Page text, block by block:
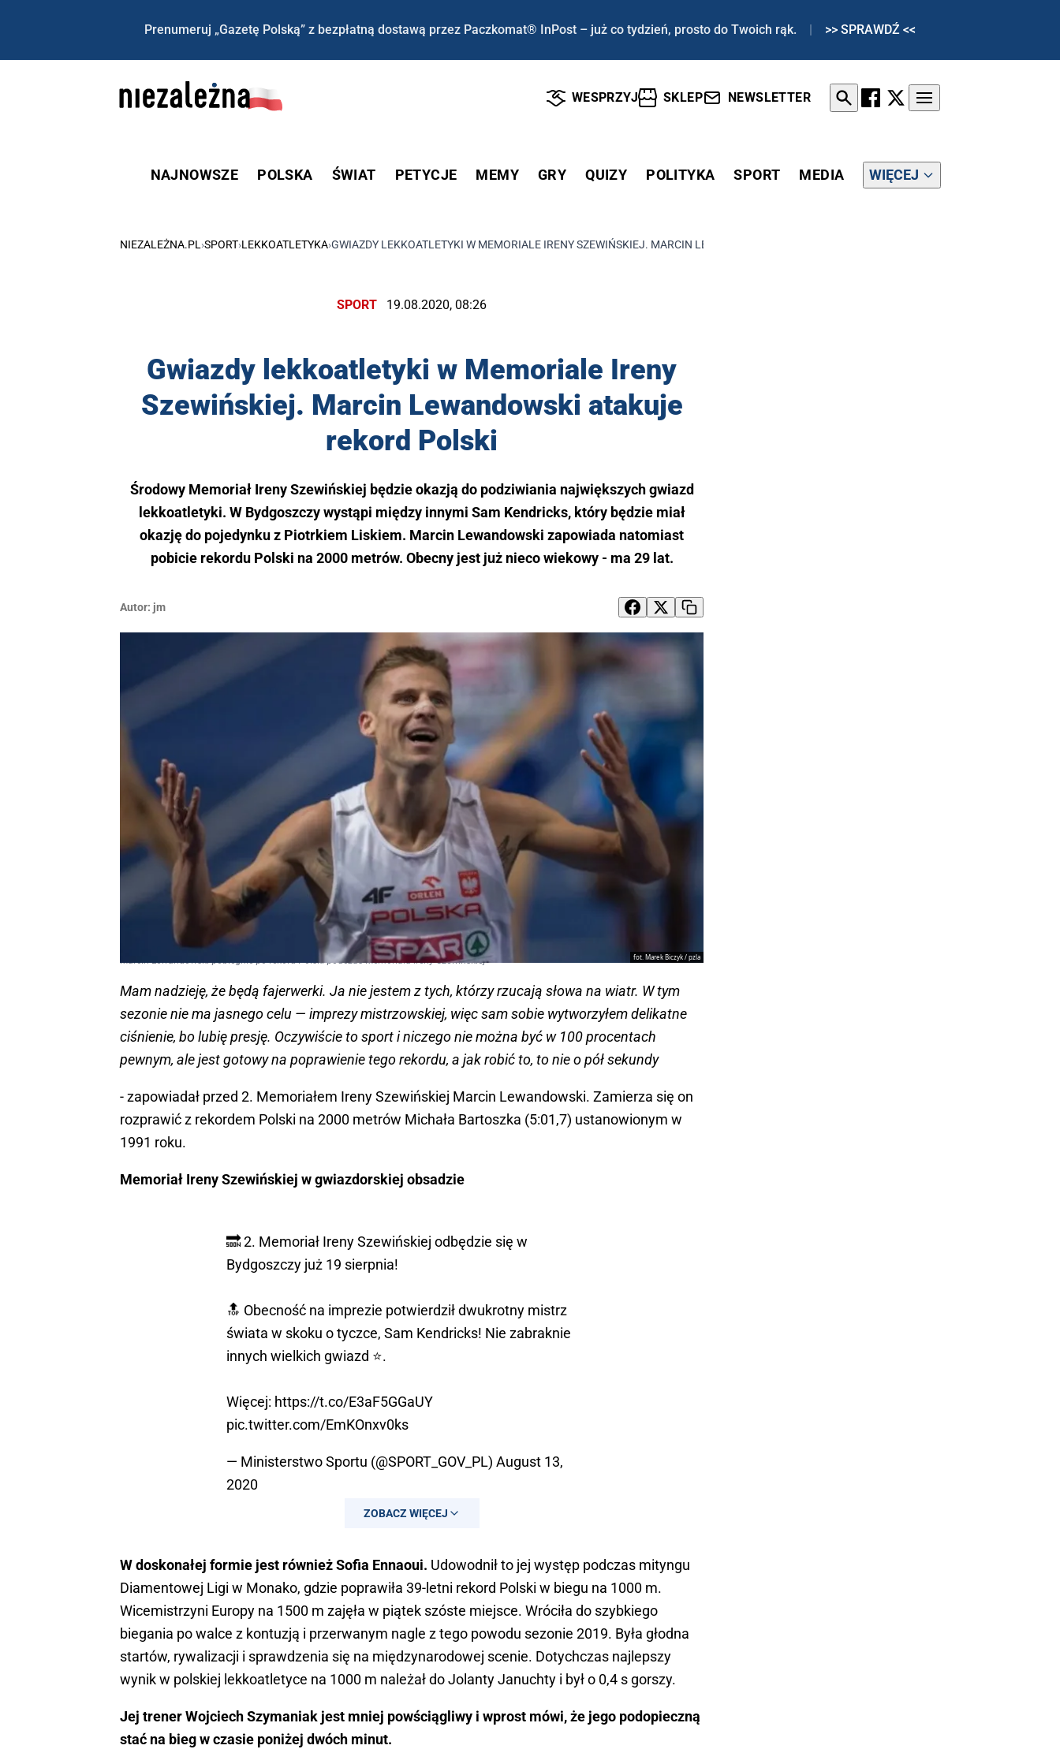
Prenumeruj „Gazetę Polską” z bezpłatną dostawą przez Paczkomat® InPost – już co tydzień, prosto do Twoich rąk. | >> SPRAWDŹ <<
WESPRZYJ SKLEP NEWSLETTER
NAJNOWSZE POLSKA ŚWIAT PETYCJE MEMY GRY QUIZY POLITYKA SPORT MEDIA WIĘCEJ
NIEZALEŻNA.PL ›SPORT›LEKKOATLETYKA›GWIAZDY LEKKOATLETYKI W MEMORIALE IRENY SZEWIŃSKIEJ. MARCIN LEWANDOWSKI ATAKUJE REKORD POLSKI
SPORT 19.08.2020, 08:26
Gwiazdy lekkoatletyki w Memoriale Ireny
Szewińskiej. Marcin Lewandowski atakuje
rekord Polski
Środowy Memoriał Ireny Szewińskiej będzie okazją do podziwiania największych gwiazd
lekkoatletyki. W Bydgoszczy wystąpi między innymi Sam Kendricks, który będzie miał
okazję do pojedynku z Piotrkiem Liskiem. Marcin Lewandowski zapowiada natomiast
pobicie rekordu Polski na 2000 metrów. Obecny jest już nieco wiekowy - ma 29 lat.
Autor: jm
fot. Marek Biczyk / pzla
Marcin Lewandowski pobiegnie po rekord Polski podczas Memoriału Ireny Szewińskiej
Mam nadzieję, że będą fajerwerki. Ja nie jestem z tych, którzy rzucają słowa na wiatr. W tym
sezonie nie ma jasnego celu — imprezy mistrzowskiej, więc sam sobie wytworzyłem delikatne
ciśnienie, bo lubię presję. Oczywiście to sport i niczego nie można być w 100 procentach
pewnym, ale jest gotowy na poprawienie tego rekordu, a jak robić to, to nie o pół sekundy
- zapowiadał przed 2. Memoriałem Ireny Szewińskiej Marcin Lewandowski. Zamierza się on
rozprawić z rekordem Polski na 2000 metrów Michała Bartoszka (5:01,7) ustanowionym w
1991 roku.
Memoriał Ireny Szewińskiej w gwiazdorskiej obsadzie
🔜 2. Memoriał Ireny Szewińskiej odbędzie się w
Bydgoszczy już 19 sierpnia!
🔝 Obecność na imprezie potwierdził dwukrotny mistrz
świata w skoku o tyczce, Sam Kendricks! Nie zabraknie
innych wielkich gwiazd ⭐️.
Więcej: https://t.co/E3aF5GGaUY
pic.twitter.com/EmKOnxv0ks
— Ministerstwo Sportu (@SPORT_GOV_PL) August 13,
2020
ZOBACZ WIĘCEJ
W doskonałej formie jest również Sofia Ennaoui. Udowodnił to jej występ podczas mityngu
Diamentowej Ligi w Monako, gdzie poprawiła 39-letni rekord Polski w biegu na 1000 m.
Wicemistrzyni Europy na 1500 m zajęła w piątek szóste miejsce. Wróciła do szybkiego
biegania po walce z kontuzją i przerwanym nagle z tego powodu sezonie 2019. Była głodna
startów, rywalizacji i sprawdzenia się na międzynarodowej scenie. Dotychczas najlepszy
wynik w polskiej lekkoatletyce na 1000 m należał do Jolanty Januchty i był o 0,4 s gorszy.
Jej trener Wojciech Szymaniak jest mniej powściągliwy i wprost mówi, że jego podopieczną
stać na bieg w czasie poniżej dwóch minut.